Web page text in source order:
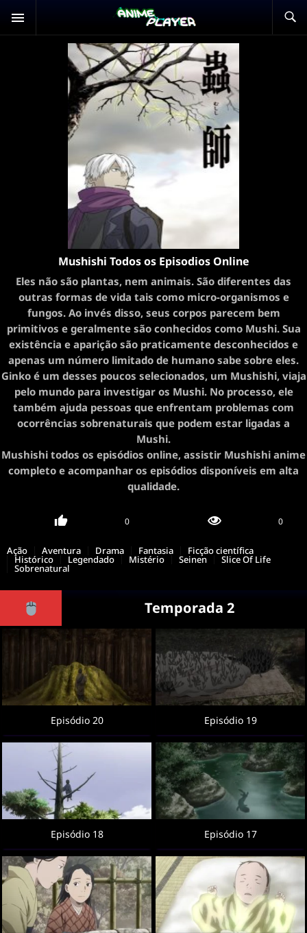
Mushishi Todos os Episodios Online
Eles não são plantas, nem animais. São diferentes das
outras formas de vida tais como micro-organismos e
fungos. Ao invés disso, seus corpos parecem bem
primitivos e geralmente são conhecidos como Mushi. Sua
existência e aparição são praticamente desconhecidos e
apenas um número limitado de humano sabe sobre eles.
Ginko é um desses poucos selecionados, um Mushishi, viaja
pelo mundo para investigar os Mushi. No processo, ele
também ajuda pessoas que enfrentam problemas com
ocorrências sobrenaturais que podem estar ligadas a
Mushi.
Mushishi todos os episódios online, assistir Mushishi anime
completo e acompanhar os episódios disponíveis em alta
qualidade.
0 0
Ação Aventura Drama Fantasia Ficção científica
Histórico Legendado Mistério Seinen Slice Of Life
Sobrenatural
Temporada 2
Episódio 20 Episódio 19
Episódio 18 Episódio 17